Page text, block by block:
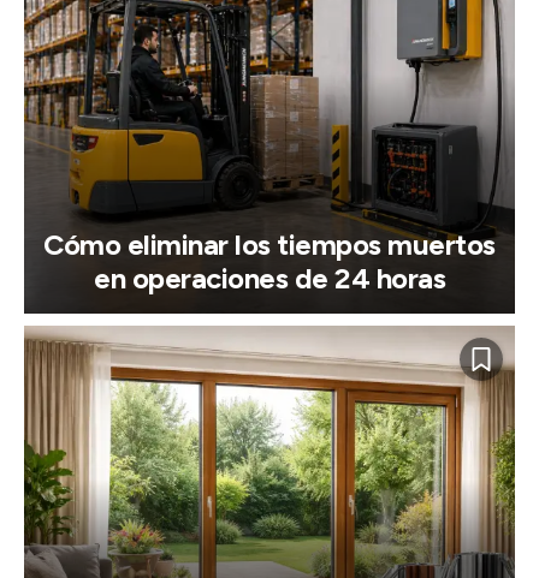
Cómo eliminar los tiempos muertos
en operaciones de 24 horas